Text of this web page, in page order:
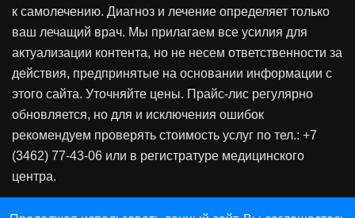
к самолечению. Диагноз и лечение определяет только
ваш лечащий врач. Мы прилагаем все усилия для
актуализации контента, но не несем ответственности за
действия, предпринятые на основании информации с
этого сайта. Уточняйте цены. Прайс-лис регулярно
обновляется, но для и исключения ошибок
рекомендуем проверять стоимость услуг по тел.: +7
(3462) 77-43-06 или в регистратуре медицинского
центра.